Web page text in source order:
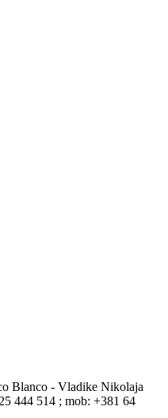
Blanco - Vladike Nikolaja
444 514 ; mob: +381 64